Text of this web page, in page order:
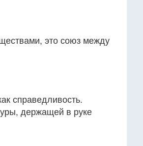
это союз между
справедливость.
держащей в руке